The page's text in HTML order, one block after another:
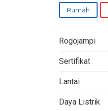
Rumah
Rogojampi
Sertifikat
Lantai
Daya Listrik